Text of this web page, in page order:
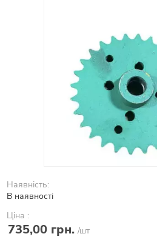
Наявність:
В наявності
Ціна :
735,00 грн. /шт